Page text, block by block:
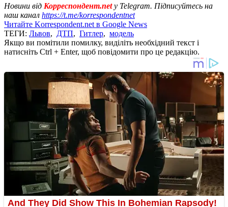
Новини від Корреспондент.netу Telegram. Підписуйтесь на
наш канал https://t.me/korrespondentnet
Читайте Korrespondent.net в Google News
ТЕГИ: Львов, ДТП, Гитлер, модель
Якщо ви помітили помилку, виділіть необхідний текст і
натисніть Ctrl + Enter, щоб повідомити про це редакцію.